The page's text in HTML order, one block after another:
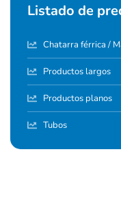
Listado de
Chatarra férrica /
Productos largos
Productos planos
Tubos